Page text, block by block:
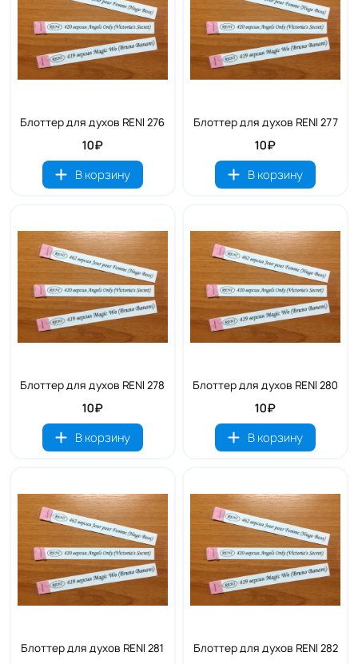
Блоттер для духов RENI 276
10₽
В корзину
Блоттер для духов RENI 277
10₽
В корзину
Блоттер для духов RENI 278
10₽
В корзину
Блоттер для духов RENI 280
10₽
В корзину
Блоттер для духов RENI 281 Блоттер для духов RENI 282